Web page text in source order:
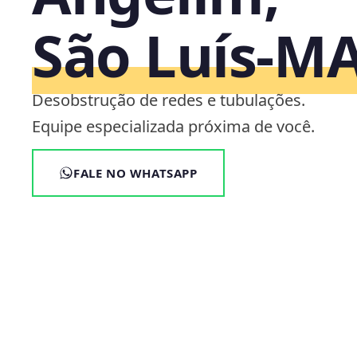
São
Desobstrução de redes e tubulações.
Equipe especializada próxima de você.
FALE NO WHATSAPP